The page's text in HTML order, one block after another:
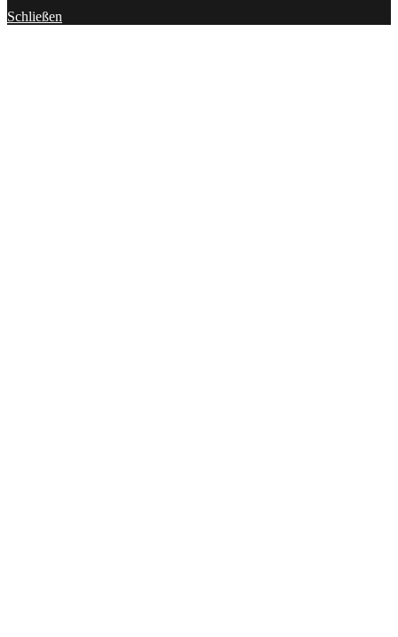
Schließen